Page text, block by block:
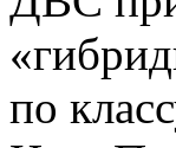
по